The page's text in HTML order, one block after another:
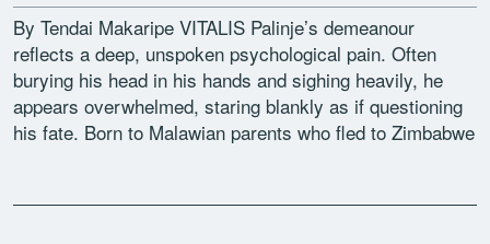
By Tendai Makaripe VITALIS Palinje’s demeanour
reflects a deep, unspoken psychological pain. Often
burying his head in his hands and sighing heavily, he
appears overwhelmed, staring blankly as if questioning
his fate. Born to Malawian parents who fled to Zimbabwe